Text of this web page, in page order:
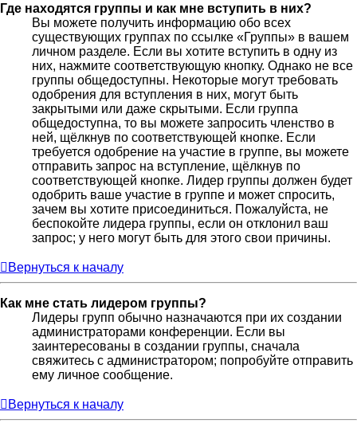
Где находятся группы и как мне вступить в них?
Вы можете получить информацию обо всех
существующих группах по ссылке «Группы» в вашем
личном разделе. Если вы хотите вступить в одну из
них, нажмите соответствующую кнопку. Однако не все
группы общедоступны. Некоторые могут требовать
одобрения для вступления в них, могут быть
закрытыми или даже скрытыми. Если группа
общедоступна, то вы можете запросить членство в
ней, щёлкнув по соответствующей кнопке. Если
требуется одобрение на участие в группе, вы можете
отправить запрос на вступление, щёлкнув по
соответствующей кнопке. Лидер группы должен будет
одобрить ваше участие в группе и может спросить,
зачем вы хотите присоединиться. Пожалуйста, не
беспокойте лидера группы, если он отклонил ваш
запрос; у него могут быть для этого свои причины.
Вернуться к началу
Как мне стать лидером группы?
Лидеры групп обычно назначаются при их создании
администраторами конференции. Если вы
заинтересованы в создании группы, сначала
свяжитесь с администратором; попробуйте отправить
ему личное сообщение.
Вернуться к началу